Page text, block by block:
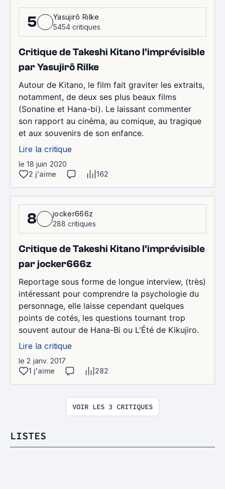
5
Yasujirô Rilke
5454 critiques
Critique de Takeshi Kitano l'imprévisible
par Yasujirô Rilke
Autour de Kitano, le film fait graviter les extraits,
notamment, de deux ses plus beaux films
(Sonatine et Hana-bi). Le laissant commenter
son rapport au cinéma, au comique, au tragique
et aux souvenirs de son enfance.
Lire la critique
le 18 juin 2020
2 j'aime
162
8
jocker666z
288 critiques
Critique de Takeshi Kitano l'imprévisible
par jocker666z
Reportage sous forme de longue interview, (très)
intéressant pour comprendre la psychologie du
personnage, elle laisse cependant quelques
points de cotés, les questions tournant trop
souvent autour de Hana-Bi ou L'Été de Kikujiro.
Lire la critique
le 2 janv. 2017
1 j'aime
282
VOIR LES 3 CRITIQUES
LISTES